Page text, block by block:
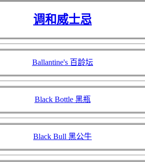
调和威士忌
Ballantine's 百龄坛
Black Bottle 黑瓶
Black Bull 黑公牛